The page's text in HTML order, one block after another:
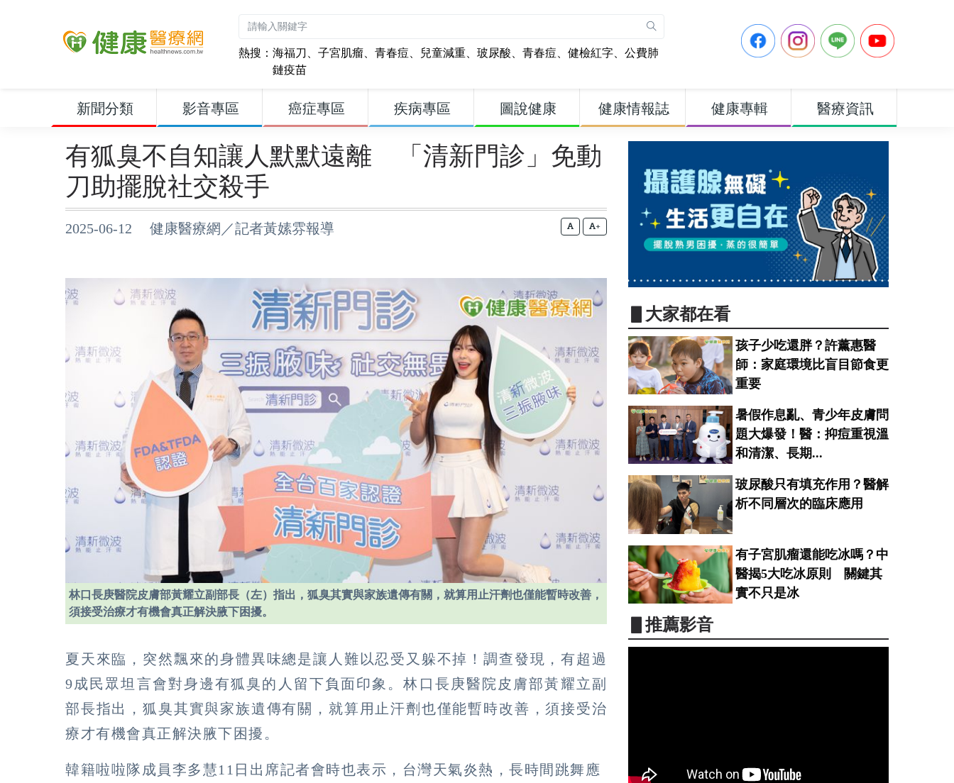
熱搜： 海福刀 、 子宮肌瘤、 青春痘、 兒童減重、 玻尿酸、 青春痘、 健檢紅字、 公費肺
鏈疫苗
新聞分類 影音專區 癌症專區 疾病專區 圖說健康 健康情報誌 健康專輯 醫療資訊
有狐臭不自知讓人默默遠離 「清新門診」免動
刀助擺脫社交殺手
2025-06-12 健康醫療網／記者黃嫊雰報導 +
林口長庚醫院皮膚部黃耀立副部長（左）指出，狐臭其實與家族遺傳有關，就算用止汗劑也僅能暫時改善，
須接受治療才有機會真正解決腋下困擾。
夏天來臨，突然飄來的身體異味總是讓人難以忍受又躲不掉！調查發現，有超過
9成民眾坦言會對身邊有狐臭的人留下負面印象。林口長庚醫院皮膚部黃耀立副
部長指出，狐臭其實與家族遺傳有關，就算用止汗劑也僅能暫時改善，須接受治
療才有機會真正解決腋下困擾。
韓籍啦啦隊成員李多慧11日出席記者會時也表示，台灣天氣炎熱，長時間跳舞應
▋大家都在看
孩子少吃還胖？許薰惠醫
師：家庭環境比盲目節食更
重要
暑假作息亂、青少年皮膚問
題大爆發！醫：抑痘重視溫
和清潔、長期...
玻尿酸只有填充作用？醫解
析不同層次的臨床應用
有子宮肌瘤還能吃冰嗎？中
醫揭5大吃冰原則 關鍵其
實不只是冰
▋推薦影音